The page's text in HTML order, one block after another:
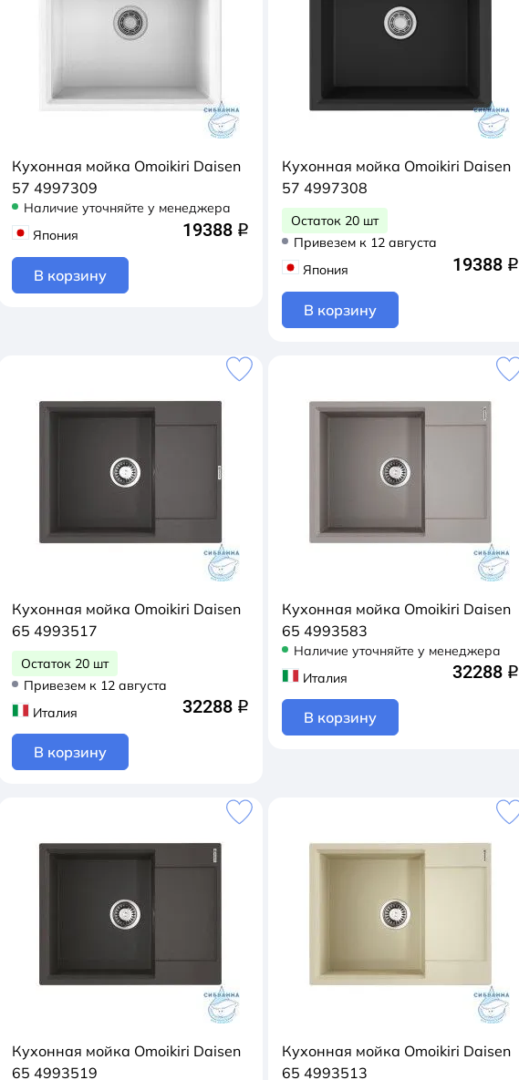
Кухонная мойка Omoikiri Daisen
57 4997309
Наличие уточняйте у менеджера
Япония
19388 q
В корзину
Кухонная мойка Omoikiri Daisen
57 4997308
Остаток 20 шт
Привезем к 12 августа
Япония
19388 q
В корзину
Кухонная мойка Omoikiri Daisen
65 4993517
Остаток 20 шт
Привезем к 12 августа
Италия
32288 q
В корзину
Кухонная мойка Omoikiri Daisen
65 4993583
Наличие уточняйте у менеджера
Италия
32288 q
В корзину
Кухонная мойка Omoikiri Daisen
65 4993519
Кухонная мойка Omoikiri Daisen
65 4993513